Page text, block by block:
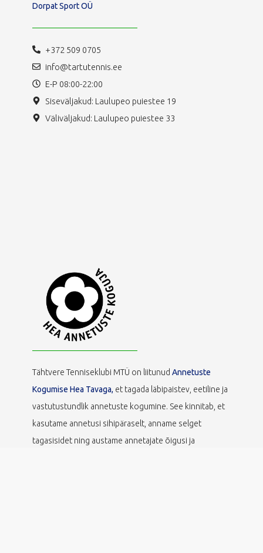
Dorpat Sport OÜ
+372 509 0705
info@tartutennis.ee
E-P 08:00-22:00
Siseväljakud: Laulupeo puiestee 19
Väliväljakud: Laulupeo puiestee 33
Tähtvere Tenniseklubi MTÜ on liitunud Annetuste
Kogumise Hea Tavaga, et tagada läbipaistev, eetiline ja
vastutustundlik annetuste kogumine. See kinnitab, et
kasutame annetusi sihipäraselt, anname selget
tagasisidet ning austame annetajate õigusi ja